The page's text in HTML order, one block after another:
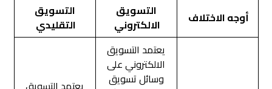
أوجه الاختلاف
التسويق
الالكتروني
التسويق
التقليدي
يعتمد التسويق
الالكتروني على
وسائل تسويق